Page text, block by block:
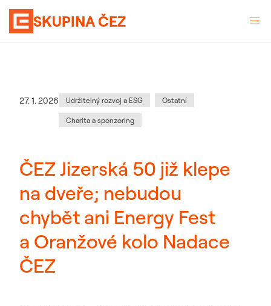
SKUPINA ČEZ
Datum zveřejnění
27. 1. 2026 Kategorie:
Udržitelný rozvoj a ESG Ostatní
Charita a sponzoring
ČEZ Jizerská 50 již klepe
na dveře; nebudou
chybět ani Energy Fest
a Oranžové kolo Nadace
ČEZ